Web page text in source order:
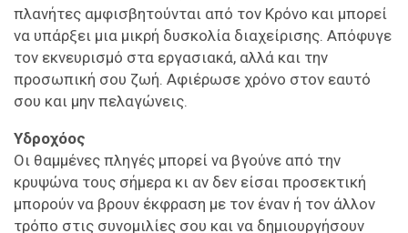
πλανήτες αμφισβητούνται από τον Κρόνο και μπορεί
να υπάρξει μια μικρή δυσκολία διαχείρισης. Απόφυγε
τον εκνευρισμό στα εργασιακά, αλλά και την
προσωπική σου ζωή. Αφιέρωσε χρόνο στον εαυτό
σου και μην πελαγώνεις.
Υδροχόος
Οι θαμμένες πληγές μπορεί να βγούνε από την
κρυψώνα τους σήμερα κι αν δεν είσαι προσεκτική
μπορούν να βρουν έκφραση με τον έναν ή τον άλλον
τρόπο στις συνομιλίες σου και να δημιουργήσουν